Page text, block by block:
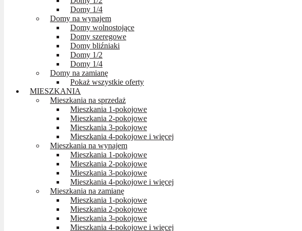
Domy 1/4
Domy na wynajem
Domy wolnostojące
Domy szeregowe
Domy bliźniaki
Domy 1/2
Domy 1/4
Domy na zamianę
Pokaż wszystkie oferty
MIESZKANIA
Mieszkania na sprzedaż
Mieszkania 1-pokojowe
Mieszkania 2-pokojowe
Mieszkania 3-pokojowe
Mieszkania 4-pokojowe i więcej
Mieszkania na wynajem
Mieszkania 1-pokojowe
Mieszkania 2-pokojowe
Mieszkania 3-pokojowe
Mieszkania 4-pokojowe i więcej
Mieszkania na zamianę
Mieszkania 1-pokojowe
Mieszkania 2-pokojowe
Mieszkania 3-pokojowe
Mieszkania 4-pokojowe i więcej